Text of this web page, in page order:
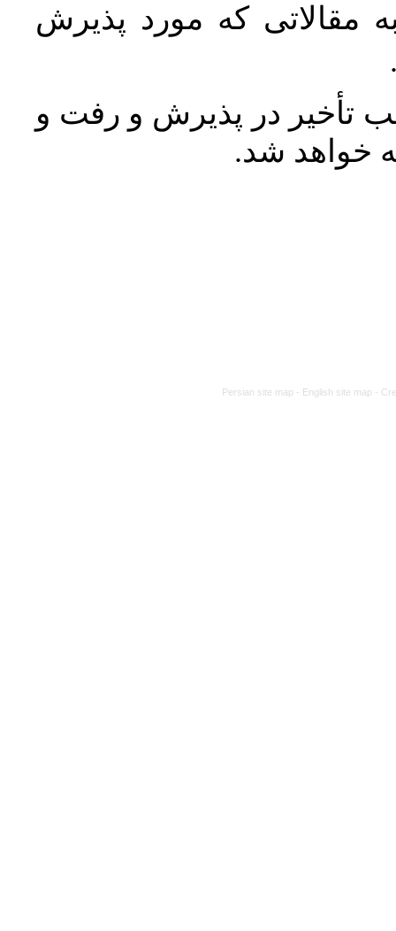
مقالاتی که مورد پذیرش
تأخیر در پذیرش و رفت و
خواهد شد.
Persian site map - English site map -